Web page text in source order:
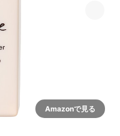
Amazonで見る